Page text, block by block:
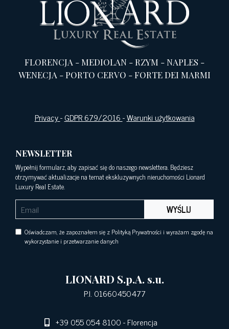
FLORENCJA -MEDIOLAN -RZYM -NAPLES -
WENECJA -PORTO CERVO -FORTE DEI MARMI
Privacy-GDPR 679/2016-Warunki użytkowania
NEWSLETTER
Wypełnij formularz, aby zapisać się do naszego newslettera. Będziesz
otrzymywać aktualizacje na temat ekskluzywnych nieruchomości Lionard
Luxury Real Estate.
WYŚLIJ
Oświadczam, że zapoznałem się z Polityką Prywatności i wyrażam zgodę na
wykorzystanie i przetwarzanie danych
LIONARD S.p.A. s.u.
P.I. 01660450477
+39 055 054 8100- Florencja